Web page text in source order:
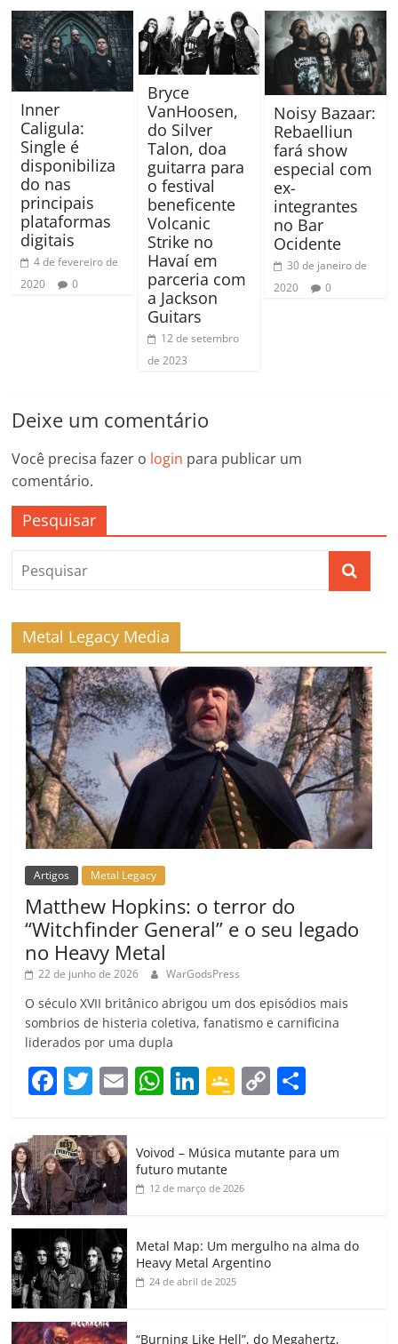
Inner
Caligula:
Single é
disponibiliza
do nas
principais
plataformas
digitais
4 de fevereiro de
2020
0
Bryce
VanHoosen,
do Silver
Talon, doa
guitarra para
o festival
beneficente
Volcanic
Strike no
Havaí em
parceria com
a Jackson
Guitars
12 de setembro
de 2023
Noisy Bazaar:
Rebaelliun
fará show
especial com
ex-
integrantes
no Bar
Ocidente
30 de janeiro de
2020
0
Deixe um comentário
Você precisa fazer o login para publicar um
comentário.
Pesquisar
Metal Legacy Media
Artigos Metal Legacy
Matthew Hopkins: o terror do
“Witchfinder General” e o seu legado
no Heavy Metal
22 de junho de 2026 WarGodsPress
O século XVII britânico abrigou um dos episódios mais
sombrios de histeria coletiva, fanatismo e carnificina
liderados por uma dupla
F
c
e
b
o
o
k
T
itt
er
E
ai
W
at
s
A
p
Li
k
e
dI
G
gl
e
a
ss
o
C
y
k
p
h
Voivod – Música mutante para um
futuro mutante
12 de março de 2026
Metal Map: Um mergulho na alma do
Heavy Metal Argentino
24 de abril de 2025
“Burning Like Hell”, do Megahertz,